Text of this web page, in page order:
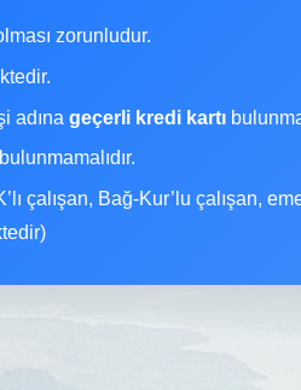
zorunludur.
adına geçerli kredi kartı
bulunmamalıdır.
çalışan, Bağ-Kur’lu çalışan,